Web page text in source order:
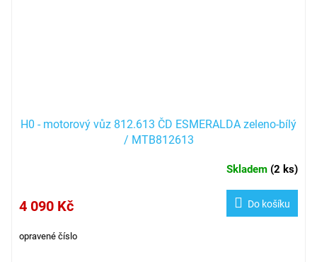
H0 - motorový vůz 812.613 ČD ESMERALDA zeleno-bílý
/ MTB812613
Skladem (2 ks)
4 090 Kč Do košíku
opravené číslo